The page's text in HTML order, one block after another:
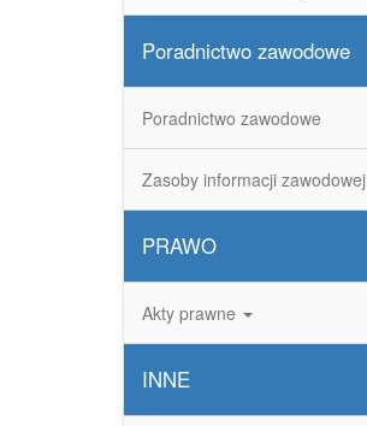
Poradnictwo zawodowe
Poradnictwo zawodowe
Zasoby informacji zawodowej
PRAWO
Akty prawne
INNE